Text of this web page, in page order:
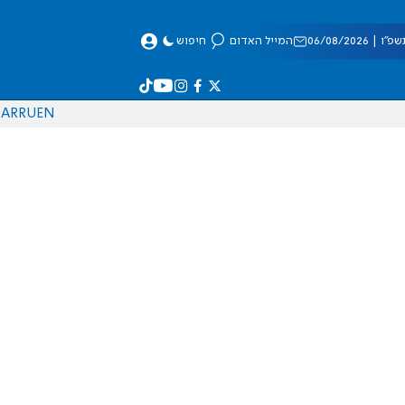
08/2026 המייל האדום חיפוש
EN
RU
AR